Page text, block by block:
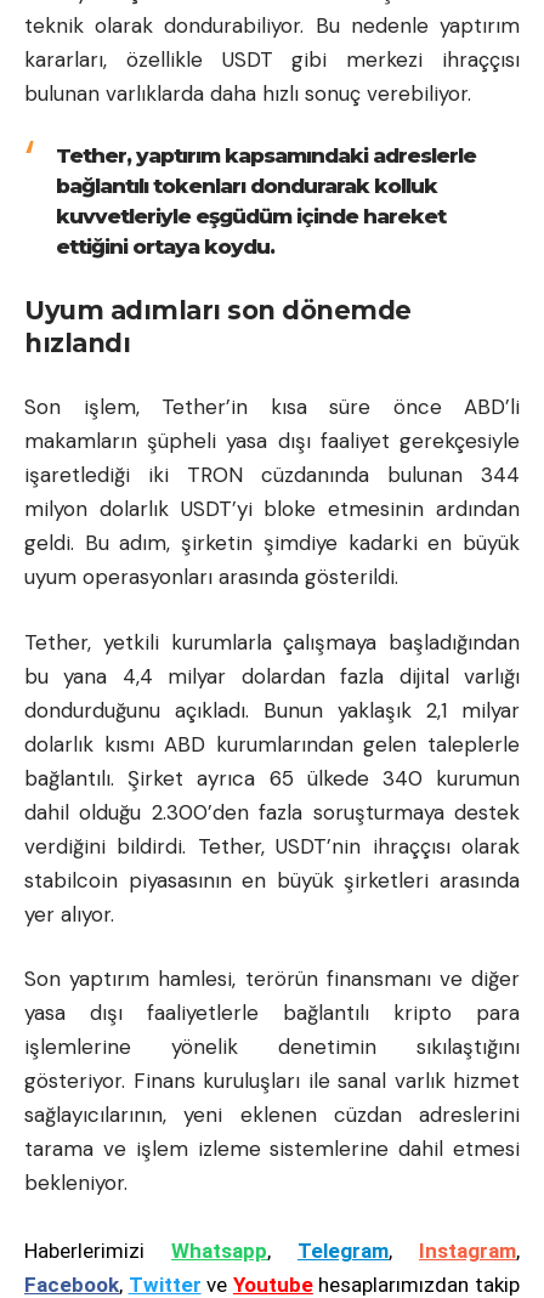
teknik olarak dondurabiliyor. Bu nedenle yaptırım
kararları, özellikle USDT gibi merkezi ihraççısı
bulunan varlıklarda daha hızlı sonuç verebiliyor.
Tether, yaptırım kapsamındaki adreslerle
bağlantılı tokenları dondurarak kolluk
kuvvetleriyle eşgüdüm içinde hareket
ettiğini ortaya koydu.
Uyum adımları son dönemde
hızlandı
Son işlem, Tether’in kısa süre önce ABD’li
makamların şüpheli yasa dışı faaliyet gerekçesiyle
işaretlediği iki TRON cüzdanında bulunan 344
milyon dolarlık USDT’yi bloke etmesinin ardından
geldi. Bu adım, şirketin şimdiye kadarki en büyük
uyum operasyonları arasında gösterildi.
Tether, yetkili kurumlarla çalışmaya başladığından
bu yana 4,4 milyar dolardan fazla dijital varlığı
dondurduğunu açıkladı. Bunun yaklaşık 2,1 milyar
dolarlık kısmı ABD kurumlarından gelen taleplerle
bağlantılı. Şirket ayrıca 65 ülkede 340 kurumun
dahil olduğu 2.300’den fazla soruşturmaya destek
verdiğini bildirdi. Tether, USDT’nin ihraççısı olarak
stabilcoin piyasasının en büyük şirketleri arasında
yer alıyor.
Son yaptırım hamlesi, terörün finansmanı ve diğer
yasa dışı faaliyetlerle bağlantılı kripto para
işlemlerine yönelik denetimin sıkılaştığını
gösteriyor. Finans kuruluşları ile sanal varlık hizmet
sağlayıcılarının, yeni eklenen cüzdan adreslerini
tarama ve işlem izleme sistemlerine dahil etmesi
bekleniyor.
Haberlerimizi Whatsapp, Telegram, Instagram,
Facebook, Twitter ve Youtubehesaplarımızdan takip